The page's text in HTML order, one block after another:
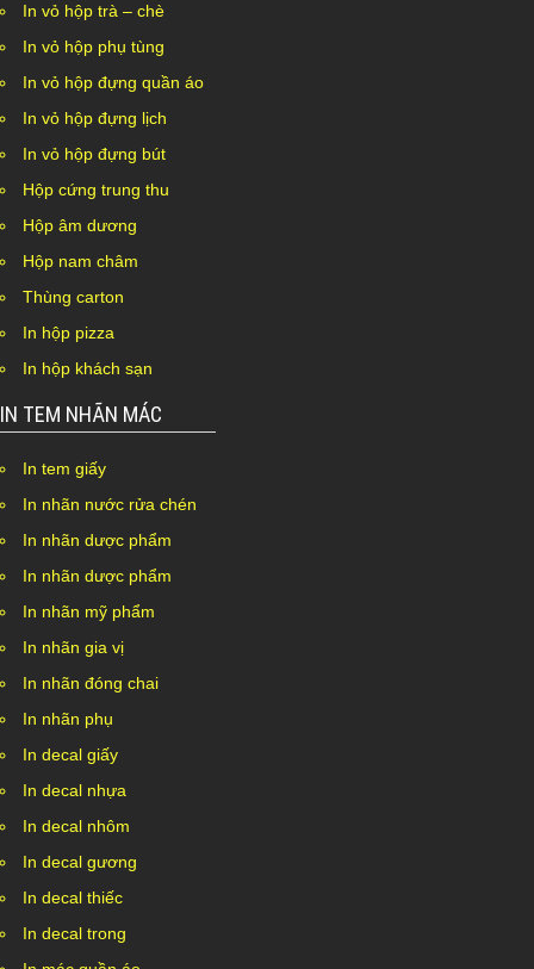
In vỏ hộp trà – chè
In vỏ hộp phụ tùng
In vỏ hộp đựng quần áo
In vỏ hộp đựng lịch
In vỏ hộp đựng bút
Hộp cứng trung thu
Hộp âm dương
Hộp nam châm
Thùng carton
In hộp pizza
In hộp khách sạn
IN TEM NHÃN MÁC
In tem giấy
In nhãn nước rửa chén
In nhãn dược phẩm
In nhãn dược phẩm
In nhãn mỹ phẩm
In nhãn gia vị
In nhãn đóng chai
In nhãn phụ
In decal giấy
In decal nhựa
In decal nhôm
In decal gương
In decal thiếc
In decal trong